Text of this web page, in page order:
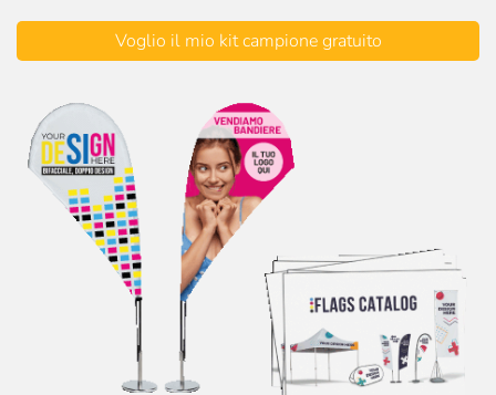
Voglio il mio kit campione gratuito